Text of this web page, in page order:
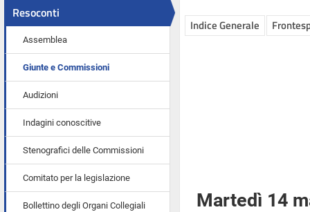
Resoconti
Assemblea
Giunte e Commissioni
Audizioni
Indagini conoscitive
Stenografici delle Commissioni
Comitato per la legislazione
Bollettino degli Organi Collegiali
Indice Generale
Martedì 14